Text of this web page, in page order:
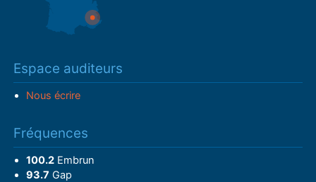
Espace auditeurs
Nous écrire
Fréquences
100.2Embrun
93.7 Gap